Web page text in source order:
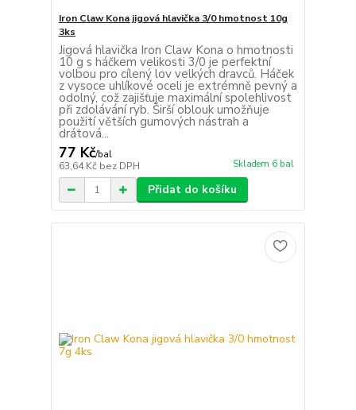
Iron Claw Kona jigová hlavička 3/0 hmotnost 10g
3ks
Jigová hlavička Iron Claw Kona o hmotnosti
10 g s háčkem velikosti 3/0 je perfektní
volbou pro cílený lov velkých dravců. Háček
z vysoce uhlíkové oceli je extrémně pevný a
odolný, což zajišťuje maximální spolehlivost
při zdolávání ryb. Širší oblouk umožňuje
použití větších gumových nástrah a
drátová...
77 Kč/bal
63,64 Kč bez DPH Skladem 6 bal
Přidat do košíku